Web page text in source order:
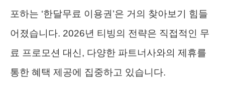
포하는 ‘한달무료 이용권’은 거의 찾아보기 힘들
어졌습니다. 2026년 티빙의 전략은 직접적인 무
료 프로모션 대신, 다양한 파트너사와의 제휴를
통한 혜택 제공에 집중하고 있습니다.